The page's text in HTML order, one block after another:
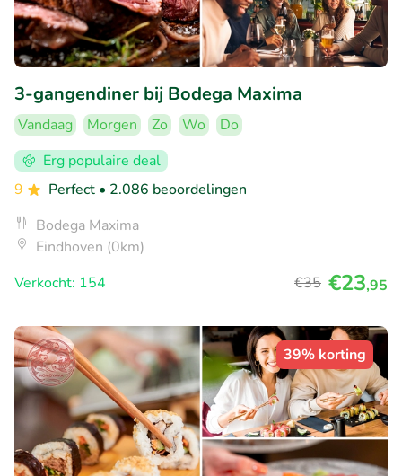
3-gangendiner bij Bodega Maxima
Vandaag Morgen Zo Wo
Do
Erg populaire deal
9
Perfect • 2.086 beoordelingen
Bodega Maxima
Eindhoven (0km)
Verkocht: 154
€35 €23,95
39% korting